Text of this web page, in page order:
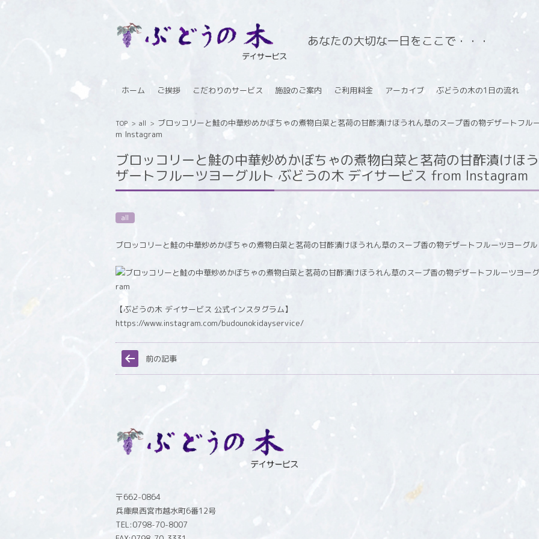
あなたの大切な一日をここで・・・
ホーム
ご挨拶 こだわりのサービス 施設のご案内 ご利用料金 アーカイブ ぶどうの木の1日の流れ
TOP > all > ブロッコリーと鮭の中華炒めかぼちゃの煮物白菜と茗荷の甘酢漬けほうれん草のスープ香の物デザートフ
m Instagram
ブロッコリーと鮭の中華炒めかぼちゃの煮物白菜と茗荷の甘酢漬けほ
ザートフルーツヨーグルト ぶどうの木 デイサービス from Instagram
all
ブロッコリーと鮭の中華炒めかぼちゃの煮物白菜と茗荷の甘酢漬けほうれん草のスープ香の物デザートフルーツヨーグ
【ぶどうの木 デイサービス 公式インスタグラム】
https://www.instagram.com/budounokidayservice/
前の記事
〒662-0864
兵庫県西宮市越水町6番12号
TEL:0798-70-8007